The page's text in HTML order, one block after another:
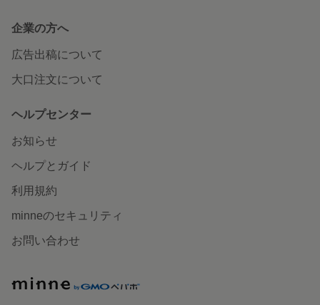
企業の方へ
広告出稿について
大口注文について
ヘルプセンター
お知らせ
ヘルプとガイド
利用規約
minneのセキュリティ
お問い合わせ